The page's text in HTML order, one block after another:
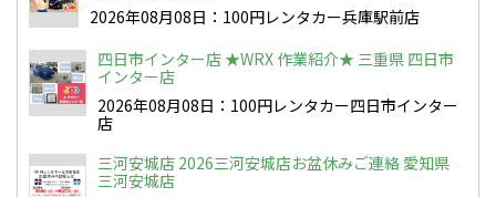
2026年08月08日：100円レンタカー兵庫駅前店
四日市インター店 ★WRX 作業紹介★ 三重県 四日市
インター店
2026年08月08日：100円レンタカー四日市インター
店
三河安城店 2026三河安城店お盆休みご連絡 愛知県
三河安城店